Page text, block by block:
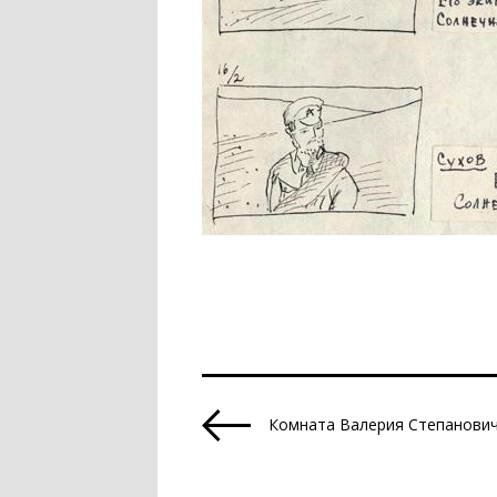
Комната Валерия